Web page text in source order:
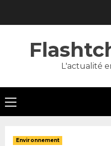
L'actualité
Primary
Menu
Environnement